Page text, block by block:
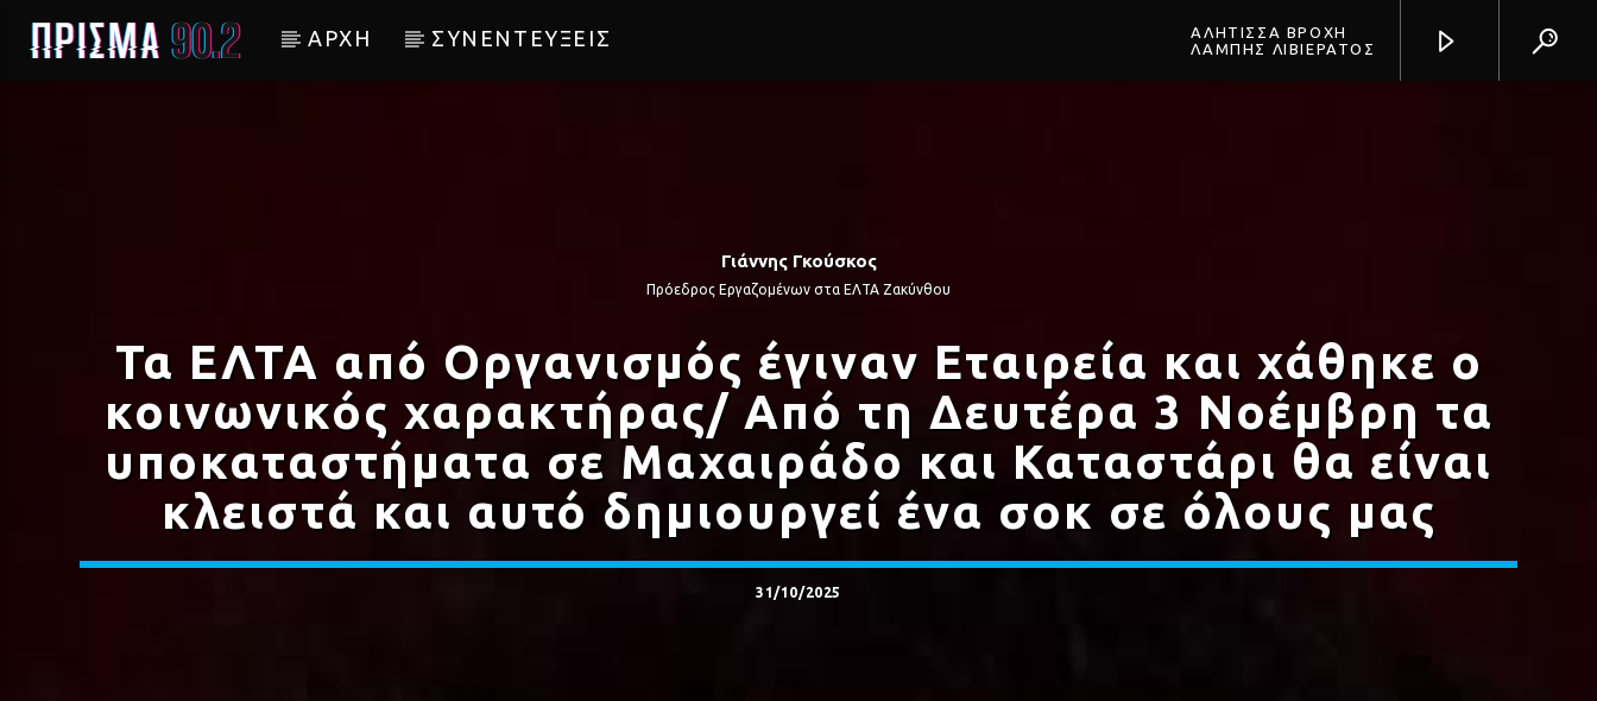
ΑΡΧΗ ΣΥΝΕΝΤΕΥΞΕΙΣ
ΑΛΗΤΙΣΣΑ ΒΡΟΧΗ
ΛΑΜΠΗΣ ΛΙΒΙΕΡΑΤΟΣ
Γιάννης Γκούσκος
Πρόεδρος Εργαζομένων στα ΕΛΤΑ Ζακύνθου
Τα ΕΛΤΑ από Οργανισμός έγιναν Εταιρεία και χάθηκε ο
κοινωνικός χαρακτήρας/ Από τη Δευτέρα 3 Νοέμβρη τα
υποκαταστήματα σε Μαχαιράδο και Καταστάρι θα είναι
κλειστά και αυτό δημιουργεί ένα σοκ σε όλους μας
31/10/2025